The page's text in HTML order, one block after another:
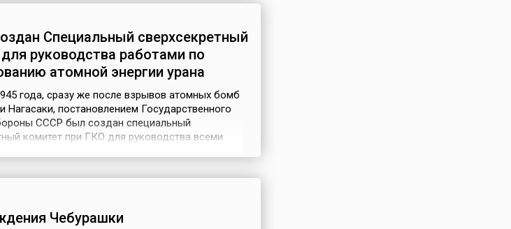
вплоть до 1925 года был нарком...
Специальный сверхсекретный
руководства работами по
атомной энергии урана
года, сразу же после взрывов атомных бомб
Нагасаки, постановлением Государственного
СССР был создан специальный
комитет при ГКО для руководства всеми
работы по обеспечению атомного проекта
1943 года под управле...
Чебурашки